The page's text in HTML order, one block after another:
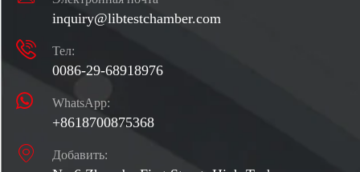
inquiry@libtestchamber.com
 Тел:
0086-29-68918976
WhatsApp:
+8618700875368
 Добавить: